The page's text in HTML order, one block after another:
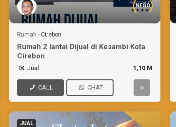
NEGO
Rumah - Cirebon
Rumah 2 lantai Dijual di Kesambi Kota
Cirebon
Jual 1,10 M
CALL CHAT
JUAL